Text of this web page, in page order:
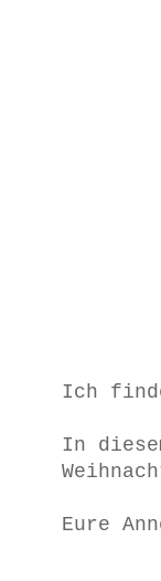
Ich
In
Eure